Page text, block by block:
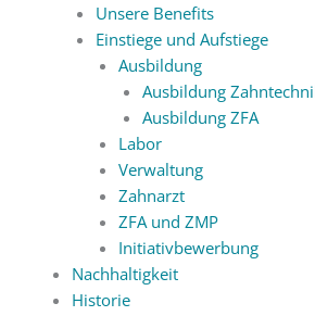
Unsere Benefits
Einstiege und Aufstiege
Ausbildung
Ausbildung
Ausbildung ZFA
Labor
Verwaltung
Zahnarzt
ZFA und ZMP
Initiativbewerbung
Nachhaltigkeit
Historie